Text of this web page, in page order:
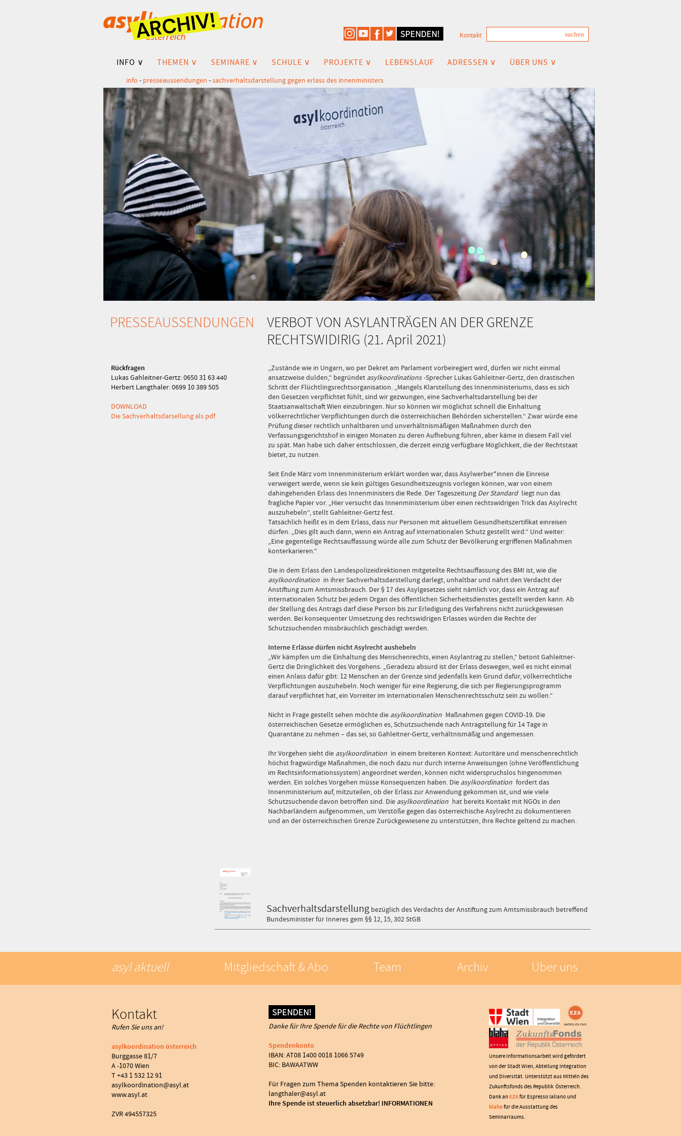
Kontakt
INFO ∨ THEMEN ∨ SEMINARE ∨ SCHULE ∨ PROJEKTE ∨ LEBENSLAUF ADRESSEN ∨ ÜBER UNS ∨
info - presseaussendungen -sachverhaltsdarstellung gegen erlass des innenministers
PRESSEAUSSENDUNGEN
VERBOT VON ASYLANTRÄGEN AN DER GRENZE
RECHTSWIDIRIG (21. April 2021)
Rückfragen
Lukas Gahleitner-Gertz: 0650 31 63 440
Herbert Langthaler: 0699 10 389 505
DOWNLOAD
Die Sachverhaltsdarsellung als pdf
„Zustände wie in Ungarn, wo per Dekret am Parlament vorbeiregiert wird, dürfen wir nicht einmal
ansatzweise dulden,“ begründet asylkoordinations -Sprecher Lukas Gahleitner-Gertz, den drastischen
Schritt der Flüchtlingsrechtsorganisation. „Mangels Klarstellung des Innenministeriums, dass es sich
den Gesetzen verpflichtet fühlt, sind wir gezwungen, eine Sachverhaltsdarstellung bei der
Staatsanwaltschaft Wien einzubringen. Nur so können wir möglichst schnell die Einhaltung
völkerrechtlicher Verpflichtungen durch die österreichischen Behörden sicherstellen.“ Zwar würde eine
Prüfung dieser rechtlich unhaltbaren und unverhältnismäßigen Maßnahmen durch den
Verfassungsgerichtshof in einigen Monaten zu deren Aufhebung führen, aber käme in diesem Fall viel
zu spät. Man habe sich daher entschlossen, die derzeit einzig verfügbare Möglichkeit, die der Rechtstaat
bietet, zu nutzen.
Seit Ende März vom Innenministerium erklärt worden war, dass Asylwerber*innen die Einreise
verweigert werde, wenn sie kein gültiges Gesundheitszeugnis vorlegen können, war von einem
dahingehenden Erlass des Innenministers die Rede. Der Tageszeitung Der Standard liegt nun das
fragliche Papier vor. „Hier versucht das Innenministerium über einen rechtswidrigen Trick das Asylrecht
auszuhebeln“, stellt Gahleitner-Gertz fest.
Tatsächlich heißt es in dem Erlass, dass nur Personen mit aktuellem Gesundheitszertifikat einreisen
dürfen. „Dies gilt auch dann, wenn ein Antrag auf internationalen Schutz gestellt wird.“ Und weiter:
„Eine gegenteilige Rechtsauffassung würde alle zum Schutz der Bevölkerung ergriffenen Maßnahmen
konterkarieren.“
Die in dem Erlass den Landespolizeidirektionen mitgeteilte Rechtsauffassung des BMI ist, wie die
asylkoordination in ihrer Sachverhaltsdarstellung darlegt, unhaltbar und nährt den Verdacht der
Anstiftung zum Amtsmissbrauch. Der § 17 des Asylgesetzes sieht nämlich vor, dass ein Antrag auf
internationalen Schutz bei jedem Organ des öffentlichen Sicherheitsdienstes gestellt werden kann. Ab
der Stellung des Antrags darf diese Person bis zur Erledigung des Verfahrens nicht zurückgewiesen
werden. Bei konsequenter Umsetzung des rechtswidrigen Erlasses würden die Rechte der
Schutzsuchenden missbräuchlich geschädigt werden.
Interne Erlässe dürfen nicht Asylrecht aushebeln
„Wir kämpfen um die Einhaltung des Menschenrechts, einen Asylantrag zu stellen,“ betont Gahleitner-
Gertz die Dringlichkeit des Vorgehens. „Geradezu absurd ist der Erlass deswegen, weil es nicht einmal
einen Anlass dafür gibt: 12 Menschen an der Grenze sind jedenfalls kein Grund dafür, völkerrechtliche
Verpflichtungen auszuhebeln. Noch weniger für eine Regierung, die sich per Regierungsprogramm
darauf verpflichtet hat, ein Vorreiter im internationalen Menschenrechtsschutz sein zu wollen.“
Nicht in Frage gestellt sehen möchte die asylkoordination Maßnahmen gegen COVID-19. Die
österreichischen Gesetze ermöglichen es, Schutzsuchende nach Antragstellung für 14 Tage in
Quarantäne zu nehmen – das sei, so Gahleitner-Gertz, verhältnismäßig und angemessen.
Ihr Vorgehen sieht die asylkoordination in einem breiteren Kontext: Autoritäre und menschenrechtlich
höchst fragwürdige Maßnahmen, die noch dazu nur durch interne Anweisungen (ohne Veröffentlichung
im Rechtsinformationssystem) angeordnet werden, können nicht widerspruchslos hingenommen
werden. Ein solches Vorgehen müsse Konsequenzen haben. Die asylkoordination fordert das
Innenministerium auf, mitzuteilen, ob der Erlass zur Anwendung gekommen ist, und wie viele
Schutzsuchende davon betroffen sind. Die asylkoordination hat bereits Kontakt mit NGOs in den
Nachbarländern aufgenommen, um Verstöße gegen das österreichische Asylrecht zu dokumentieren
und an der österreichischen Grenze Zurückgewiesene zu unterstützen, ihre Rechte geltend zu machen.
Sachverhaltsdarstellung bezüglich des Verdachts der Anstiftung zum Amtsmissbrauch betreffend
Bundesminister für Inneres gem §§ 12, 15, 302 StGB
asyl aktuell Mitgliedschaft & Abo Team Archiv Über uns
Kontakt
Rufen Sie uns an!
asylkoordination österreich
Burggasse 81/7
A -1070 Wien
T +43 1 532 12 91
asylkoordination@asyl.at
www.asyl.at
ZVR 494557325
Danke für Ihre Spende für die Rechte von Flüchtlingen
Spendenkonto
IBAN: AT08 1400 0018 1066 5749
BIC: BAWAATWW
Für Fragen zum Thema Spenden kontaktieren Sie bitte:
langthaler@asyl.at
Ihre Spende ist steuerlich absetzbar! INFORMATIONEN
Unsere Informationsarbeit wird gefördert
von der Stadt Wien, Abteilung Integration
und Diversität. Unterstützt aus Mitteln des
Zukunftsfonds des Republik Österreich.
Dank an EZAfür Espresso Ialiano und
blaha für die Ausstattung des
Seminarraums.